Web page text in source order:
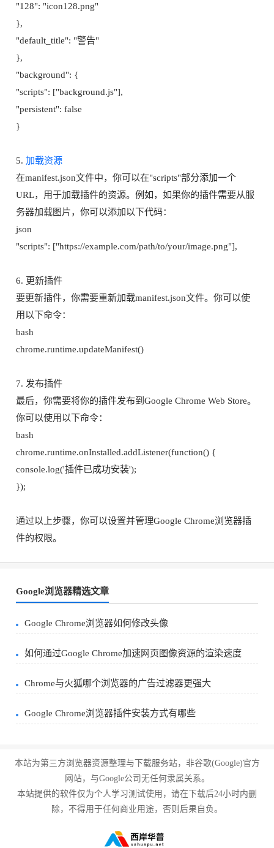
"128": "icon128.png"
},
"default_title": "警告"
},
"background": {
"scripts": ["background.js"],
"persistent": false
}
5. 加载资源
在manifest.json文件中，你可以在"scripts"部分添加一个
URL，用于加载插件的资源。例如，如果你的插件需要从服
务器加载图片，你可以添加以下代码：
json
"scripts": ["https://example.com/path/to/your/image.png"],
6. 更新插件
要更新插件，你需要重新加载manifest.json文件。你可以使
用以下命令：
bash
chrome.runtime.updateManifest()
7. 发布插件
最后，你需要将你的插件发布到Google Chrome Web Store。
你可以使用以下命令：
bash
chrome.runtime.onInstalled.addListener(function() {
console.log('插件已成功安装');
});
通过以上步骤，你可以设置并管理Google Chrome浏览器插
件的权限。
Google浏览器精选文章
Google Chrome浏览器如何修改头像
如何通过Google Chrome加速网页图像资源的渲染速度
Chrome与火狐哪个浏览器的广告过滤器更强大
Google Chrome浏览器插件安装方式有哪些
本站为第三方浏览器资源整理与下载服务站，非谷歌(Google)官方
网站，与Google公司无任何隶属关系。
本站提供的软件仅为个人学习测试使用，请在下载后24小时内删
除，不得用于任何商业用途，否则后果自负。